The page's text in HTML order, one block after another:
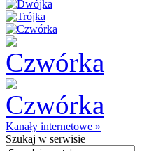
Kanały internetowe »
Szukaj w serwisie